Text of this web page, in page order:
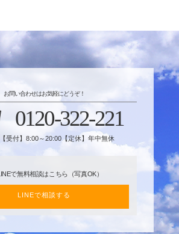
お問い合わせはお気軽にどうぞ！
0120-322-221
【受付】8:00～20:00【定休】年中無休
LINEで無料相談はこちら（写真OK）
LINEで相談する